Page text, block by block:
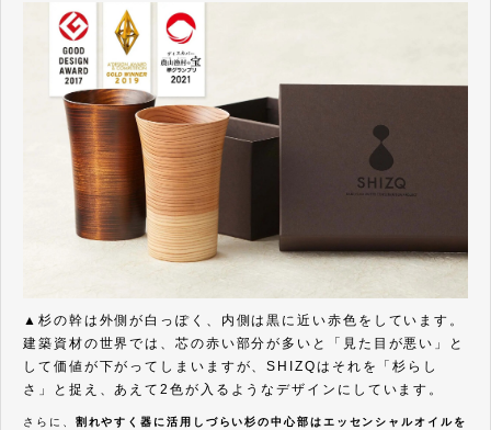
▲杉の幹は外側が白っぽく、内側は黒に近い赤色をしています。
建築資材の世界では、芯の赤い部分が多いと「見た目が悪い」と
して価値が下がってしまいますが、SHIZQはそれを「杉らし
さ」と捉え、あえて2色が入るようなデザインにしています。
さらに、 割れやすく器に活用しづらい杉の中心部はエッセンシャルオイルを